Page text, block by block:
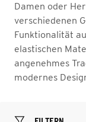
Damen oder
verschiedenen
Funktionalität
elastischen
angenehmes
modernes